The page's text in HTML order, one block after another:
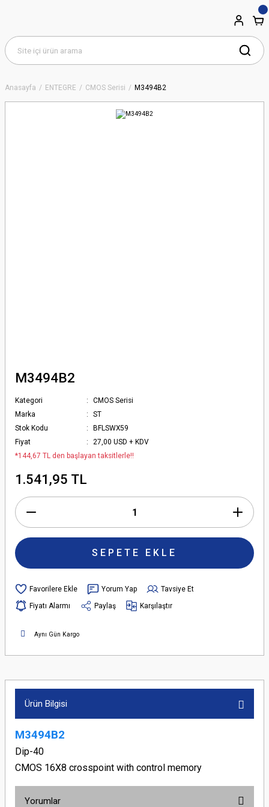
Anasayfa ENTEGRE CMOS Serisi M3494B2
M3494B2
Kategori
CMOS Serisi
Marka
ST
Stok Kodu
BFLSWX59
Fiyat
27,00 USD + KDV
*144,67 TL den başlayan taksitlerle!!
1.541,95 TL
SEPETE EKLE
Yorum Yap
Tavsiye Et
Fiyatı Alarmı
Paylaş Karşılaştır
Aynı Gün Kargo
Ürün Bilgisi
M3494B2
Dip-40
CMOS 16X8 crosspoint with control memory
Yorumlar